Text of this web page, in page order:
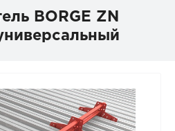
BORGE ZN